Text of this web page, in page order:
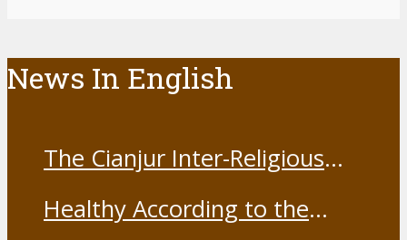
News In English
The Cianjur Inter-Religious
19 Vaccine
Healthy According to the